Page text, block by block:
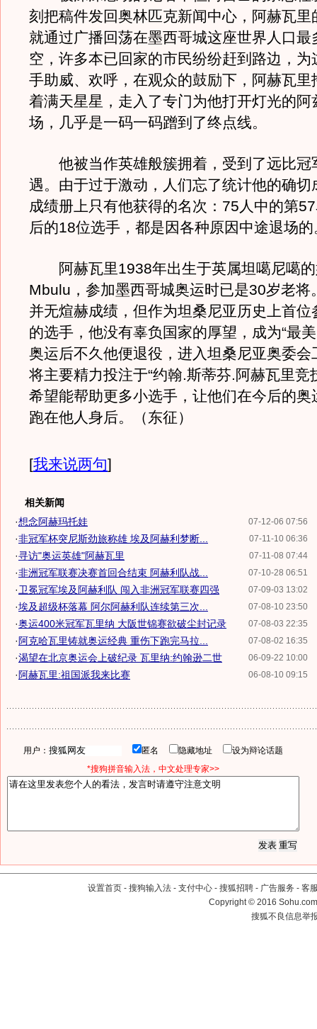
刻把稿件发回奥林匹克新闻中心，阿赫瓦里
就通过广播回荡在墨西哥城这座世界人口最
空，许多本已回家的市民纷纷赶到路边，为
手助威、欢呼，在观众的鼓励下，阿赫瓦里
着满天星星，走入了专门为他打开灯光的阿
场，几乎是一码一码蹭到了终点线。
他被当作英雄般簇拥着，受到了远比冠
遇。由于过于激动，人们忘了统计他的确切
成绩册上只有他获得的名次：75人中的第
后的18位选手，都是因各种原因中途退场的
阿赫瓦里1938年出生于英属坦噶尼噶的
Mbulu，参加墨西哥城奥运时已是30岁老将
并无煊赫成绩，但作为坦桑尼亚历史上首位
的选手，他没有辜负国家的厚望，成为“最
奥运后不久他便退役，进入坦桑尼亚奥委会
将主要精力投注于“约翰.斯蒂芬.阿赫瓦里竞
希望能帮助更多小选手，让他们在今后的奥
跑在他人身后。（东征）
[我来说两句]
相关新闻
07-12-06 07:56
·想念阿赫玛托娃
07-11-10 06:36
·非冠军杯突尼斯劲旅称雄 埃及阿赫利梦断...
07-11-08 07:44
·寻访"奥运英雄"阿赫瓦里
07-10-28 06:51
·非洲冠军联赛决赛首回合结束 阿赫利队战...
07-09-03 13:02
·卫冕冠军埃及阿赫利队 闯入非洲冠军联赛四强
07-08-10 23:50
·埃及超级杯落幕 阿尔阿赫利队连续第三次...
07-08-03 22:35
·奥运400米冠军瓦里纳 大阪世锦赛欲破尘封记录
07-08-02 16:35
· 阿克哈瓦里铸就奥运经典 重伤下跑完马拉...
06-09-22 10:00
·渴望在北京奥运会上破纪录 瓦里纳:约翰逊二世
06-08-10 09:15
· 阿赫瓦里:祖国派我来比赛
用户： 匿名 隐藏地址
设为辩论话题
*搜狗拼音输入法，中文处理专家>>
设置首页 - 搜狗输入法 - 支付中心 - 搜狐招聘 - 广告服务 - 客
Copyright©2016
搜狐不良信息举